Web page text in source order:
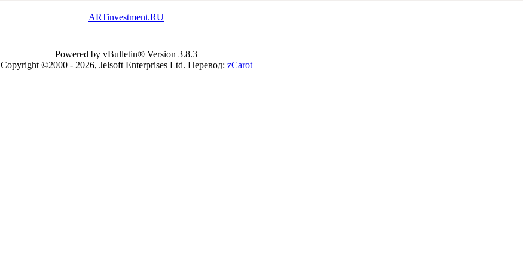
ARTinvestment.RU
Powered by vBulletin® Version 3.8.3
Copyright ©2000 - 2026, Jelsoft Enterprises Ltd. Перевод: zCarot